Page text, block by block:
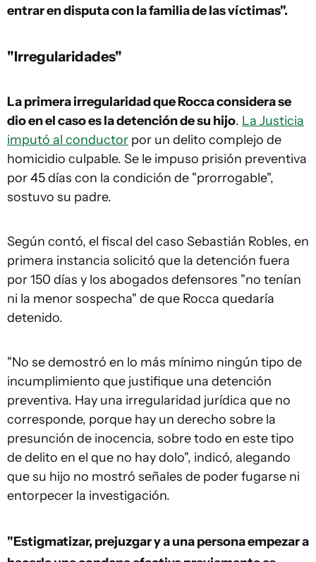
entrar en disputa con la familia de las víctimas".
"Irregularidades"
La primera irregularidad que Rocca considera se
dio en el caso es la detención de su hijo. La Justicia
imputó al conductor por un delito complejo de
homicidio culpable. Se le impuso prisión preventiva
por 45 días con la condición de "prorrogable",
sostuvo su padre.
Según contó, el fiscal del caso Sebastián Robles, en
primera instancia solicitó que la detención fuera
por 150 días y los abogados defensores "no tenían
ni la menor sospecha" de que Rocca quedaría
detenido.
"No se demostró en lo más mínimo ningún tipo de
incumplimiento que justifique una detención
preventiva. Hay una irregularidad jurídica que no
corresponde, porque hay un derecho sobre la
presunción de inocencia, sobre todo en este tipo
de delito en el que no hay dolo", indicó, alegando
que su hijo no mostró señales de poder fugarse ni
entorpecer la investigación.
"Estigmatizar, prejuzgar y a una persona empezar a